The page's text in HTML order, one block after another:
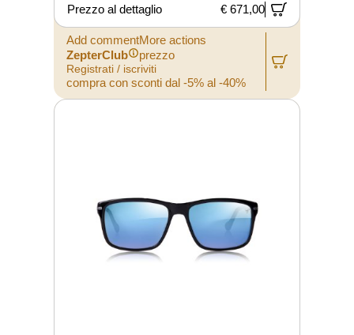
Prezzo al dettaglio € 671,00
Add commentMore actions
ZepterClub
prezzo
Registrati / iscriviti
compra con sconti dal -5% al -40%